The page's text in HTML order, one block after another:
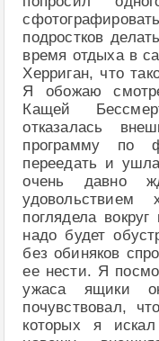
подростков
время отдыха в
Херриган, что
Я обожаю
Кащей
отказалась
программу по
переедать и
очень давно
удовольствием
поглядела
надо будет
без обиняков
ее нести. Я
ужаса ящики
почувствовал,
которых я